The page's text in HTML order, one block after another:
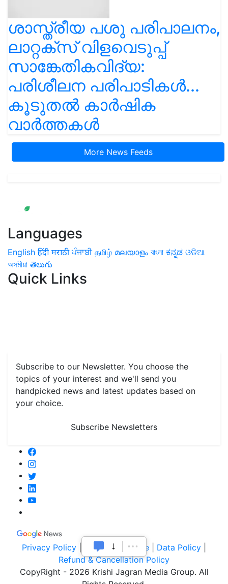
ശാസ്ത്രീയ പശു പരിപാലനം,
ലാറ്റക്സ് വിളവെടുപ്പ്
സാങ്കേതികവിദ്യ:
പരിശീലന പരിപാടികൾ...
കൂടുതൽ കാർഷിക
വാർത്തകൾ
More News Feeds
Languages
English हिंदी मराठी ਪੰਜਾਬੀ தமிழ் മലയാളം বাংলা ಕನ್ನಡ ଓଡିଆ
অসমীয়া తెలుగు
Quick Links
Subscribe to our Newsletter. You choose the
topics of your interest and we'll send you
handpicked news and latest updates based on
your choice.
Subscribe Newsletters
Privacy Policy Terms of Service Data Policy
Refund & Cancellation Policy
CopyRight - 2026 Krishi Jagran Media Group. All